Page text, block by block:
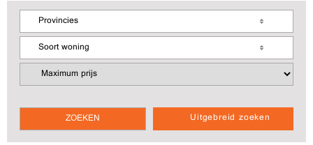
Uitgebreid zoeken
Provincies
Soort woning